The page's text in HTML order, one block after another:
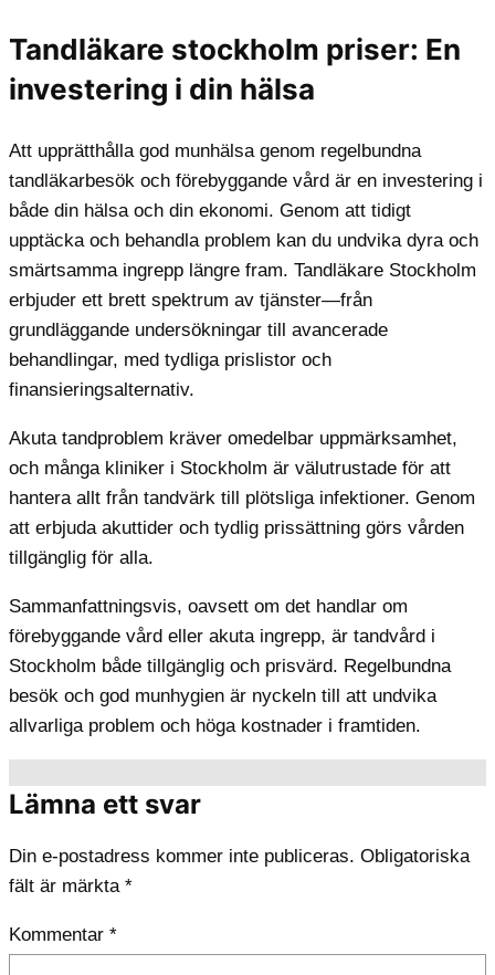
Tandläkare stockholm priser: En
investering i din hälsa
Att upprätthålla god munhälsa genom regelbundna
tandläkarbesök och förebyggande vård är en investering i
både din hälsa och din ekonomi. Genom att tidigt
upptäcka och behandla problem kan du undvika dyra och
smärtsamma ingrepp längre fram. Tandläkare Stockholm
erbjuder ett brett spektrum av tjänster—från
grundläggande undersökningar till avancerade
behandlingar, med tydliga prislistor och
finansieringsalternativ.
Akuta tandproblem kräver omedelbar uppmärksamhet,
och många kliniker i Stockholm är välutrustade för att
hantera allt från tandvärk till plötsliga infektioner. Genom
att erbjuda akuttider och tydlig prissättning görs vården
tillgänglig för alla.
Sammanfattningsvis, oavsett om det handlar om
förebyggande vård eller akuta ingrepp, är tandvård i
Stockholm både tillgänglig och prisvärd. Regelbundna
besök och god munhygien är nyckeln till att undvika
allvarliga problem och höga kostnader i framtiden.
Lämna ett svar
Din e-postadress kommer inte publiceras. Obligatoriska
fält är märkta *
Kommentar *